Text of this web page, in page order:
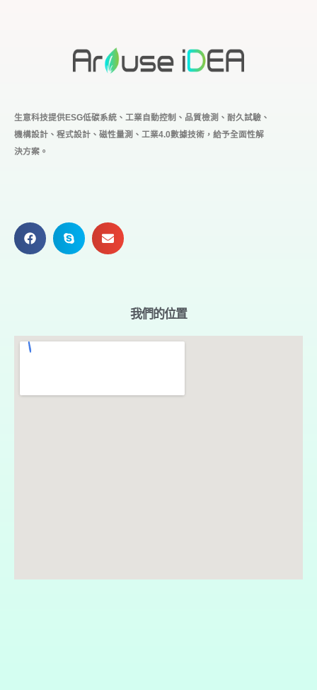
生意科技提供ESG低碳系統、工業自動控制、品質檢測、耐久試驗、
機構設計、程式設計、磁性量測、工業4.0數據技術，給予全面性解
決方案。
我們的位置